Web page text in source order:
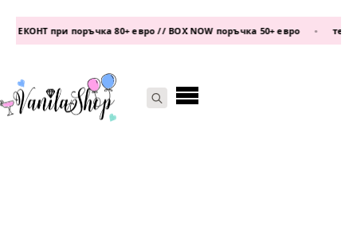
при поръчка 80+ евро // BOX NOW поръчка 50+ евро •